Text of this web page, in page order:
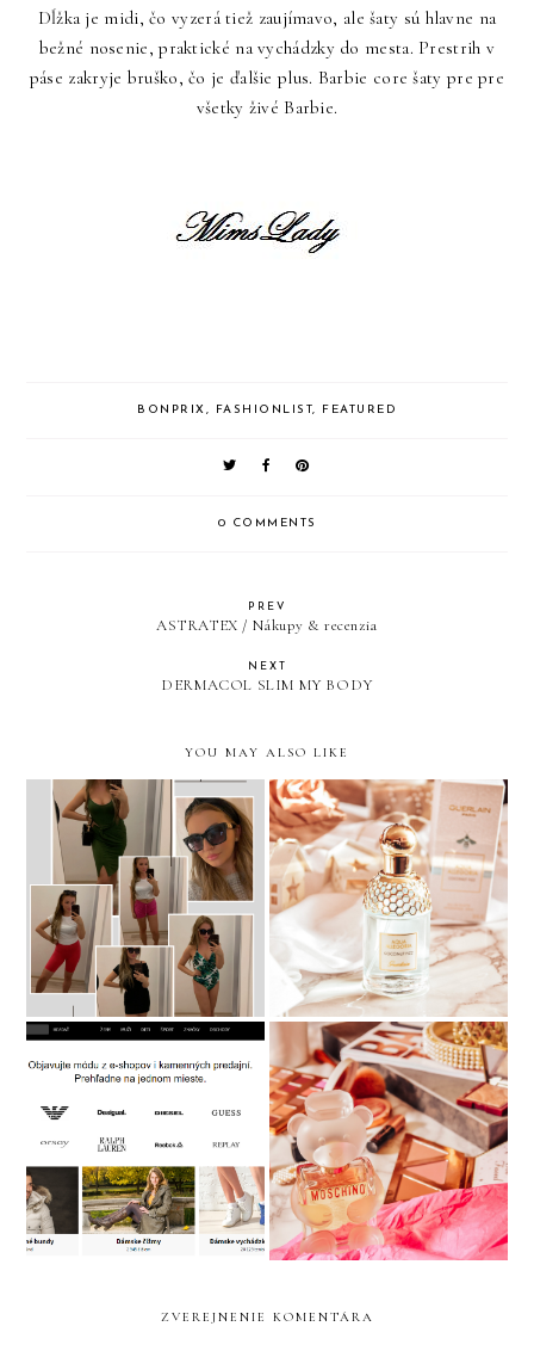
Dĺžka je midi, čo vyzerá tiež zaujímavo, ale šaty sú hlavne na
bežné nosenie, praktické na vychádzky do mesta. Prestrih v
páse zakryje bruško, čo je ďalšie plus. Barbie core šaty pre pre
všetky živé Barbie.
BONPRIX, FASHIONLIST, FEATURED
0 COMMENTS
PREV
ASTRATEX / Nákupy & recenzia
NEXT
DERMACOL SLIM MY BODY
YOU MAY ALSO LIKE
BONPRIX #OOTD
summer
NOVINKY, NÁKUPY A
PR BALÍČKY
MODIO Nákupy rýchlo a
prehľadne
PR & NOVINKY
ZVEREJNENIE KOMENTÁRA